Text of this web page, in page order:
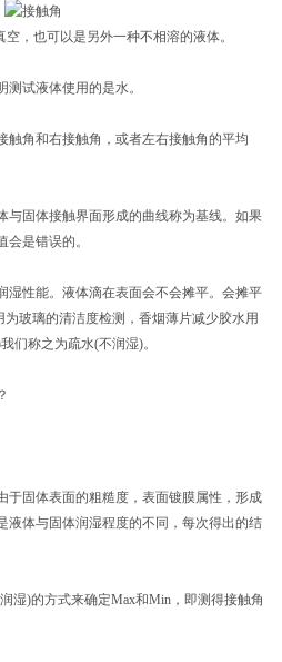
，也可以是另外一种不相溶的液体。
试液体使用的是水。
角和右接触角，或者左右接触角的平均
固体接触界面形成的曲线称为基线。如果
是错误的。
湿性能。液体滴在表面会不会摊平。会摊平
玻璃的清洁度检测，香烟薄片减少胶水用
们称之为疏水(不润湿)。
固体表面的粗糙度，表面镀膜属性，形成
液体与固体润湿程度的不同，每次得出的结
)的方式来确定Max和Min，即测得接触角